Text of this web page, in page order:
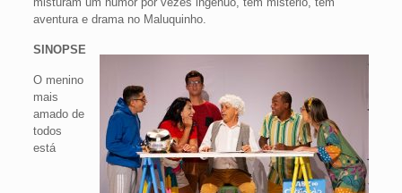
aventura e drama no Maluquinho.
SINOPSE
O menino
mais
amado de
todos
está